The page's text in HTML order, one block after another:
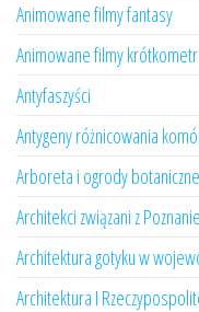
Animowane filmy fantasy
Animowane filmy
Antyfaszyści
Antygeny różnicowania
Arboreta i ogrody
Architekci związani z
Architektura gotyku w
Architektura I